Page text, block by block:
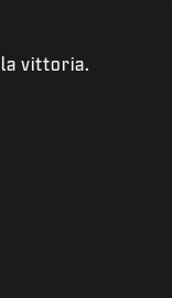
vittoria.